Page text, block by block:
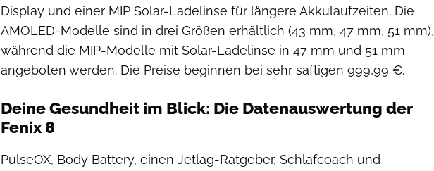
Display und einer MIP Solar-Ladelinse für längere Akkulaufzeiten. Die
AMOLED-Modelle sind in drei Größen erhältlich (43 mm, 47 mm, 51 mm),
während die MIP-Modelle mit Solar-Ladelinse in 47 mm und 51 mm
angeboten werden. Die Preise beginnen bei sehr saftigen 999,99 €.
Deine Gesundheit im Blick: Die Datenauswertung der
Fenix 8
PulseOX, Body Battery, einen Jetlag-Ratgeber, Schlafcoach und